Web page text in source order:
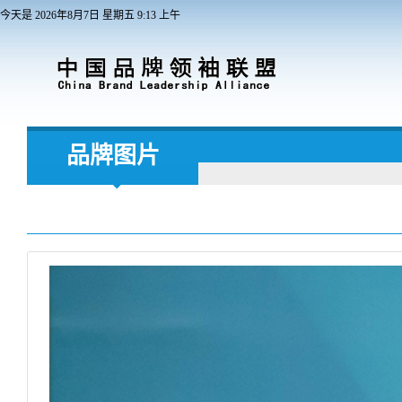
今天是 2026年8月 7 日 星期五 9:13 上午
品牌图片